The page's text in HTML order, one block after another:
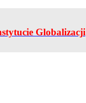
Globalizacji